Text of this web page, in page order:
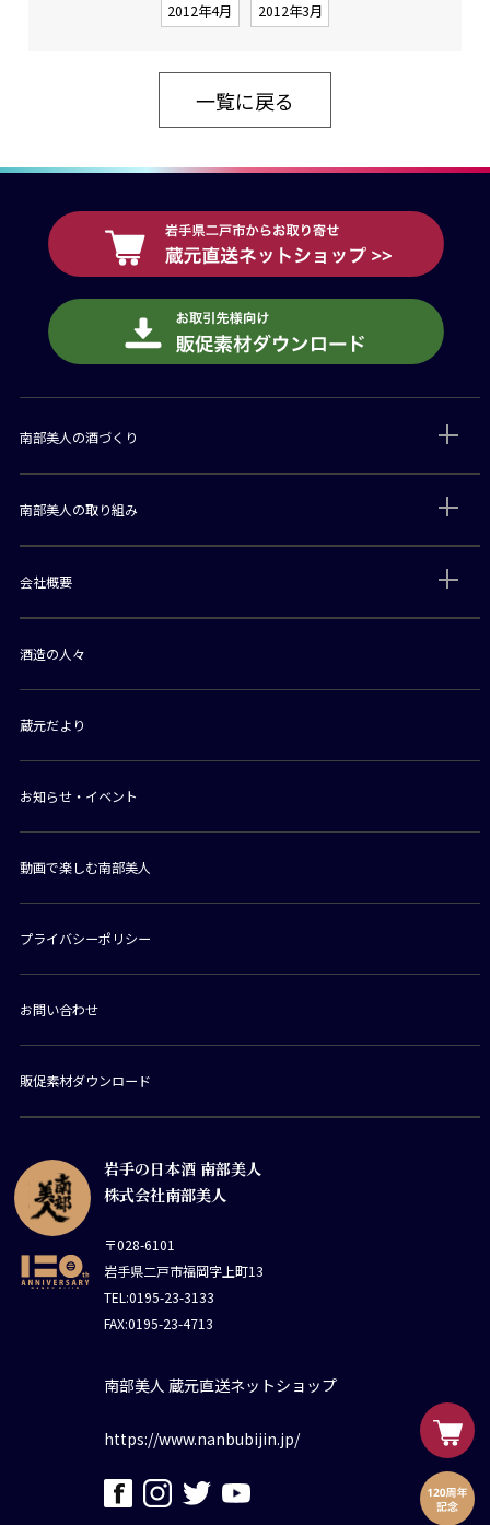
2012年4月 2012年3月
一覧に戻る
岩手の日本酒 南部美人
株式会社南部美人
〒028-6101
岩手県二戸市福岡字上町13
TEL:0195-23-3133
FAX:0195-23-4713
南部美人 蔵元直送ネットショップ
https://www.nanbubijin.jp/
南部美人の酒づくり
南部美人の取り組み
会社概要
酒造の人々
蔵元だより
お知らせ・イベント
動画で楽しむ南部美人
プライバシーポリシー
お問い合わせ
販促素材ダウンロード